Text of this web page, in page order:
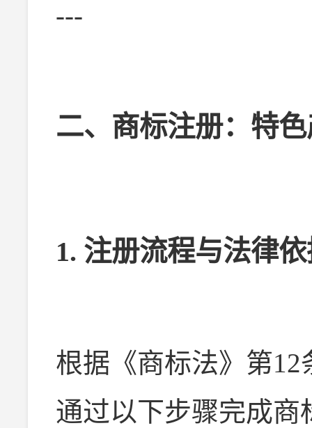
---
二、商标注册：特
1. 注册流程与法律
根据《商标法》第
通过以下步骤完成商